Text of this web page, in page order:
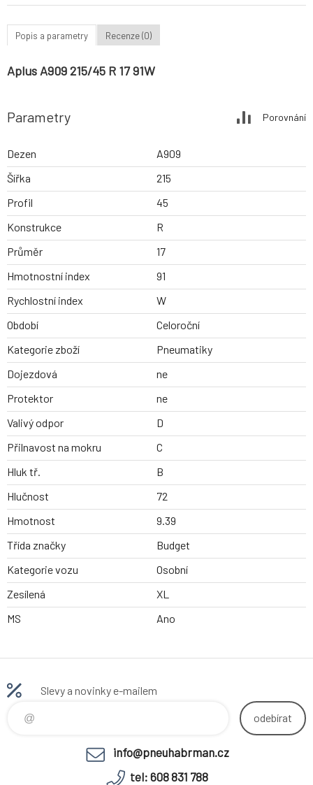
Popis a parametry Recenze (0)
Aplus A909 215/45 R 17 91W
Parametry Porovnání
Dezen
A909
Šířka
215
Profil
45
Konstrukce
R
Průměr
17
Hmotnostní index
91
Rychlostní index
W
Období
Celoroční
Kategorie zboží
Pneumatiky
Dojezdová
ne
Protektor
ne
Valivý odpor
D
Přilnavost na mokru
C
Hluk tř.
B
Hlučnost
72
Hmotnost
9.39
Třída značky
Budget
Kategorie vozu
Osobní
Zesílená
XL
MS
Ano
Slevy a novinky e-mailem
odebírat
info@pneuhabrman.cz
tel: 608 831 788